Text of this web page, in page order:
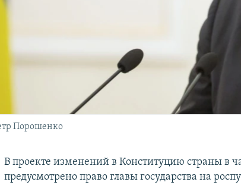
Порошенко
В проекте изменений в Конституцию страны в
предусмотрено право главы государства на